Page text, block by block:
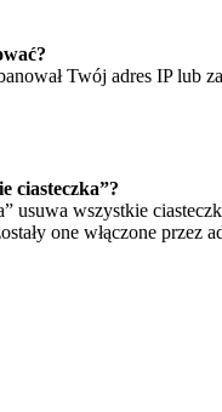
Twój adres IP lub
ciasteczka”?
usuwa wszystkie
one włączone